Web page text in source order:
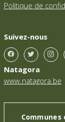
Politique de
Suivez-nous
Natagora
www.natagora.be